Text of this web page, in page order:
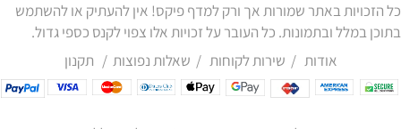
כל הזכויות באתר שמורות אך ורק למדף פיקס! אין להעתיק או להשתמש
בתוכן במלל ובתמונות. כל העובר על זכויות אלו צפוי לקנס כספי גדול.
אודות / שירות לקוחות / שאלות נפוצות / תקנון